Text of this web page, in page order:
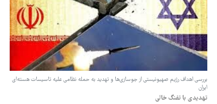
بررسی اهداف رژیم صهیونیستی از جوسازی‌ها و تهدید به حمله نظامی علیه تاسیسات هسته‌ای
ایران
تهدیدی با تفنگ خالی